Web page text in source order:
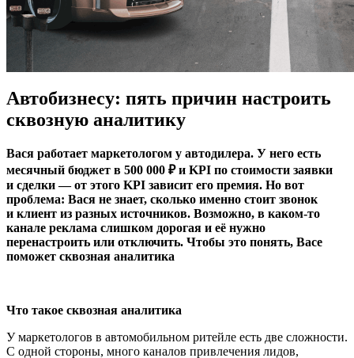
Автобизнесу: пять причин настроить
сквозную аналитику
Вася работает маркетологом у автодилера. У него есть
месячный бюджет в 500 000 ₽ и KPI по стоимости заявки
и сделки — от этого KPI зависит его премия. Но вот
проблема: Вася не знает, сколько именно стоит звонок
и клиент из разных источников. Возможно, в каком-то
канале реклама слишком дорогая и её нужно
перенастроить или отключить. Чтобы это понять, Васе
поможет сквозная аналитика
Что такое сквозная аналитика
У маркетологов в автомобильном ритейле есть две сложности.
С одной стороны, много каналов привлечения лидов,